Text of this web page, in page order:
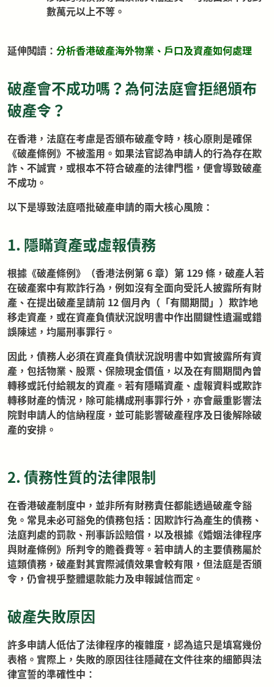
數萬元以上不等。
延伸閲讀： 分析香港破產海外物業、戶口及資產如何處理
破產會不成功嗎？為何法庭會拒絕頒布
破產令？
在香港，法庭在考慮是否頒布破產令時，核心原則是確保
《破產條例》不被濫用。如果法官認為申請人的行為存在欺
詐、不誠實，或根本不符合破產的法律門檻，便會導致破產
不成功。
以下是導致法庭唔批破產申請的兩大核心風險：
1. 隱瞞資產或虛報債務
根據《破產條例》（香港法例第 6 章）第 129 條，破產人若
在破產案中有欺詐行為，例如沒有全面向受託人披露所有財
產、在提出破產呈請前 12 個月內（「有關期間」）欺詐地
移走資產，或在資產負債狀況說明書中作出關鍵性遺漏或錯
誤陳述，均屬刑事罪行。
因此，債務人必須在資產負債狀況說明書中如實披露所有資
產，包括物業、股票、保險現金價值，以及在有關期間內曾
轉移或託付給親友的資產。若有隱瞞資產、虛報資料或欺詐
轉移財產的情況，除可能構成刑事罪行外，亦會嚴重影響法
院對申請人的信納程度，並可能影響破產程序及日後解除破
產的安排。
2. 債務性質的法律限制
在香港破產制度中，並非所有財務責任都能透過破產令豁
免。常見未必可豁免的債務包括：因欺詐行為產生的債務、
法庭判處的罰款、刑事訴訟賠償，以及根據《婚姻法律程序
與財產條例》所判令的贍養費等。若申請人的主要債務屬於
這類債務，破產對其實際減債效果會較有限，但法庭是否頒
令，仍會視乎整體還款能力及申報誠信而定。
破產失敗原因
許多申請人低估了法律程序的複雜度，認為這只是填寫幾份
表格。實際上，失敗的原因往往隱藏在文件往來的細節與法
律宣誓的準確性中：